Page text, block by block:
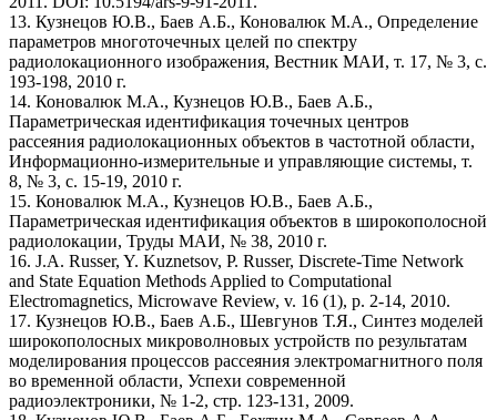
13. Кузнецов Ю.В., Баев А.Б., Коновалюк М.А., Определение
параметров многоточечных целей по спектру
радиолокационного изображения, Вестник МАИ, т. 17, № 3, с.
193-198, 2010 г.
14. Коновалюк М.А., Кузнецов Ю.В., Баев А.Б.,
Параметрическая идентификация точечных центров
рассеяния радиолокационных объектов в частотной области,
Информационно-измерительные и управляющие системы, т.
8, № 3, с. 15-19, 2010 г.
15. Коновалюк М.А., Кузнецов Ю.В., Баев А.Б.,
Параметрическая идентификация объектов в широкополосной
радиолокации, Труды МАИ, № 38, 2010 г.
16. J.A. Russer, Y. Kuznetsov, P. Russer, Discrete-Time Network
and State Equation Methods Applied to Computational
Electromagnetics, Microwave Review, v. 16 (1), p. 2-14, 2010.
17. Кузнецов Ю.В., Баев А.Б., Шевгунов Т.Я., Синтез моделей
широкополосных микроволновых устройств по результатам
моделирования процессов рассеяния электромагнитного поля
во временной области, Успехи современной
радиоэлектроники, № 1-2, стр. 123-131, 2009.